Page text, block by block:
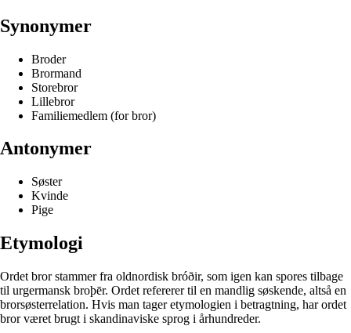
Synonymer
Broder
Brormand
Storebror
Lillebror
Familiemedlem (for bror)
Antonymer
Søster
Kvinde
Pige
Etymologi
Ordet bror stammer fra oldnordisk bróðir, som igen kan spores tilbage
til urgermansk broþēr. Ordet refererer til en mandlig søskende, altså en
brorsøsterrelation. Hvis man tager etymologien i betragtning, har ordet
bror været brugt i skandinaviske sprog i århundreder.